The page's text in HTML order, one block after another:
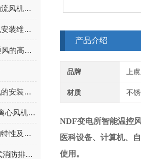
ZTF-5G/ZS智能温控轴流风机的优点
详细为你介绍屋顶风机安装维护规范
SDS隧道风机是隧道通风的高效解决方案
概述消防高温排烟风机的安装注意事项
上鼓风机F4-72玻璃钢离心风机保养
低噪声混流风机的结构特性及安装
HTF-II-10双速型轴流式消防排烟风机有何特点，如何接线？
产品介绍
品牌 上
材质 不
NDF变电所智能温控
医科设备、计算机、
使用。